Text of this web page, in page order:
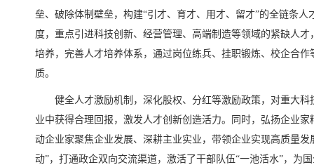
垒、破除体制壁垒，构建“引才、育才、用才、留才”的全链条
度，重点引进科技创新、经营管理、高端制造等领域的紧缺人
培养，完善人才培养体系，通过岗位练兵、挂职锻炼、校企合
质。
健全人才激励机制，深化股权、分红等激励政策，对重大
业中获得合理回报，激发人才创新创造活力。同时，弘扬企业
动企业家聚焦企业发展、深耕主业实业，带领企业实现高质量
动”，打通政企双向交流渠道，激活了干部队伍“一池活水”，为